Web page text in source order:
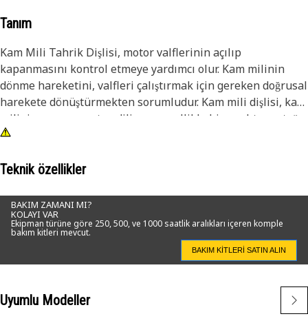
Tanım
Kam Mili Tahrik Dişlisi, motor valflerinin açılıp
kapanmasını kontrol etmeye yardımcı olur. Kam milinin
dönme hareketini, valfleri çalıştırmak için gereken doğrusal
harekete dönüştürmekten sorumludur. Kam mili dişlisi, kam
milinin ucuna monte edilir ve genellikle bir anahtar yatağı
veya oluk bağlantısı ile sabitlenir. Kam mili, krank milinin
hızının yarısında döner.
Özellikler
• Yüksek yüklere ve gerilmelere dayanır
• Doğru diş profilleri ve diğer dişlilerle uygun şekilde
Kam Mili Tahrik Dişlisi, motor devrine, yüke ve diğer
faktörlere bağlı olarak valf zamanlamasının ve süresinin
Teknik özellikler
BAKIM ZAMANI MI?
KOLAYI VAR
Ekipman türüne göre 250, 500, ve 1000 saatlik aralıkları içeren komple
bakım kitleri mevcut.
BAKIM KITLERI SATIN ALIN
Uyumlu Modeller